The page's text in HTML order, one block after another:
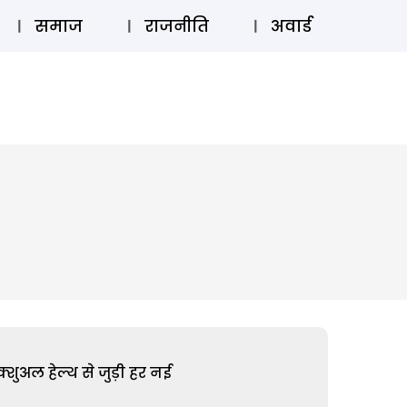
लॉग इन ⚲ SUBSCRIBE
समाज राजनीति अवार्ड
हेल्थ से जुड़ी हर नई